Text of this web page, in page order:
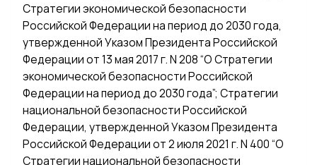
Стратегии экономической безопасности
Российской Федерации на период до 2030 года,
утвержденной Указом Президента Российской
Федерации от 13 мая 2017 г. N 208 “О Стратегии
экономической безопасности Российской
Федерации на период до 2030 года”; Стратегии
национальной безопасности Российской
Федерации, утвержденной Указом Президента
Российской Федерации от 2 июля 2021 г. N 400 “О
Стратегии национальной безопасности